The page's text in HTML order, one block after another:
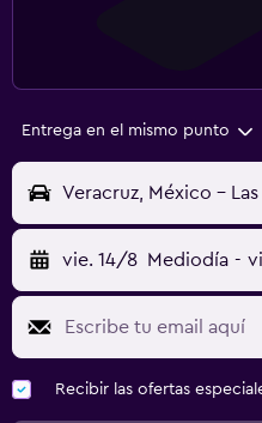
Entrega en el mismo punto
Veracruz, México - Las
vie. 14/8 Mediodía -
Recibir las ofertas